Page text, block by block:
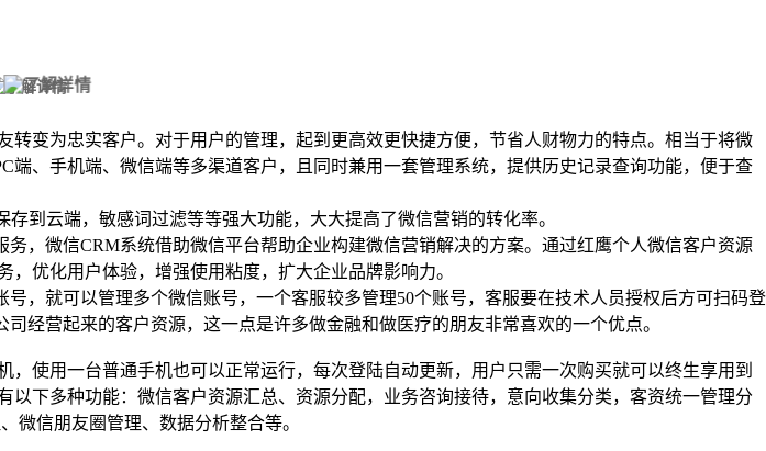
变为忠实客户。对于用户的管理，起到更高效更快捷方便，节省人财物力的特点。相当于将微
、手机端、微信端等多渠道客户，且同时兼用一套管理系统，提供历史记录查询功能，便于查
到云端，敏感词过滤等等强大功能，大大提高了微信营销的转化率。
，微信CRM系统借助微信平台帮助企业构建微信营销解决的方案。通过红鹰个人微信客户资源
优化用户体验，增强使用粘度，扩大企业品牌影响力。
，就可以管理多个微信账号，一个客服较多管理50个账号，客服要在技术人员授权后方可扫码登
经营起来的客户资源，这一点是许多做金融和做医疗的朋友非常喜欢的一个优点。
使用一台普通手机也可以正常运行，每次登陆自动更新，用户只需一次购买就可以终生享用到
下多种功能：微信客户资源汇总、资源分配，业务咨询接待，意向收集分类，客资统一管理分
微信朋友圈管理、数据分析整合等。